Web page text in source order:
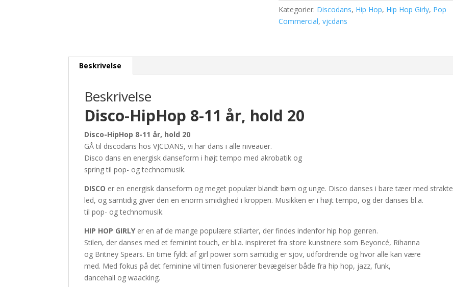
Kategorier: Discodans, Hip Hop, Hip Hop Girly, Pop
Commercial,vjcdans
Beskrivelse
Beskrivelse
Disco-HipHop 8-11 år, hold 20
Disco-HipHop 8-11 år, hold 20
GÅ til discodans hos VJCDANS, vi har dans i alle niveauer.
Disco dans en energisk danseform i højt tempo med akrobatik og
spring til pop- og technomusik.
DISCO er en energisk danseform og meget populær blandt børn og unge. Disco danses i bare tæer med strakte
led, og samtidig giver den en enorm smidighed i kroppen. Musikken er i højt tempo, og der danses bl.a.
til pop- og technomusik.
HIP HOP GIRLY er en af de mange populære stilarter, der findes indenfor hip hop genren.
Stilen, der danses med et feminint touch, er bl.a. inspireret fra store kunstnere som Beyoncé, Rihanna
og Britney Spears. En time fyldt af girl power som samtidig er sjov, udfordrende og hvor alle kan være
med. Med fokus på det feminine vil timen fusionerer bevægelser både fra hip hop, jazz, funk,
dancehall og waacking.